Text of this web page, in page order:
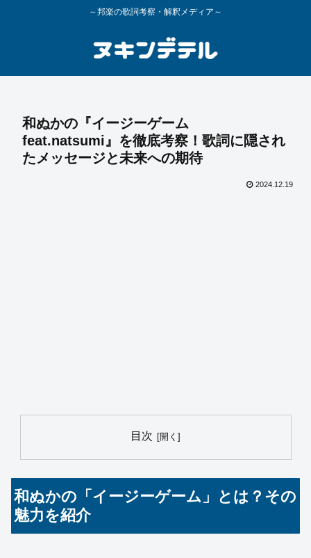
～邦楽の歌詞考察・解釈メディア～
和ぬかの『イージーゲーム
feat.natsumi』を徹底考察！歌詞に隠され
たメッセージと未来への期待
2024.12.19
目次
和ぬかの「イージーゲーム」とは？その
魅力を紹介